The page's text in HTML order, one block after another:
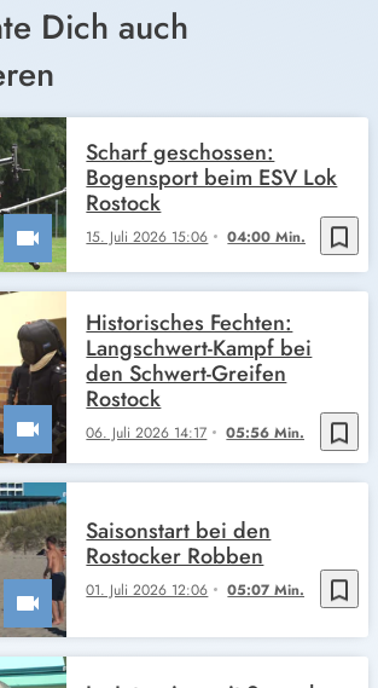
Dich auch
bookmark_border
15. Juli 2026 15:06 04:00 Min.
Scharf geschossen:
Bogensport beim ESV Lok
Rostock
bookmark_border
06. Juli 2026 14:17 05:56 Min.
Historisches Fechten:
Langschwert-Kampf bei
den Schwert-Greifen
Rostock
bookmark_border
01. Juli 2026 12:06 05:07 Min.
Saisonstart bei den
Rostocker Robben